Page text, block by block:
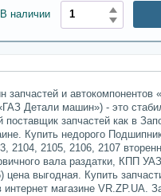
В наличии
запчастей и автокомпонентов
Детали машин») - это
поставщик запчастей как в
Купить недорого
2104, 2105, 2106, 2107
вала раздатки, КПП
цена выгодная. Купить
интернет магазине VR.ZP.UA.